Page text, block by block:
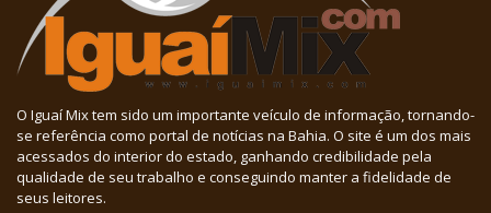
O Iguaí Mix tem sido um importante veículo de informação, tornando-
se referência como portal de notícias na Bahia. O site é um dos mais
acessados do interior do estado, ganhando credibilidade pela
qualidade de seu trabalho e conseguindo manter a fidelidade de
seus leitores.